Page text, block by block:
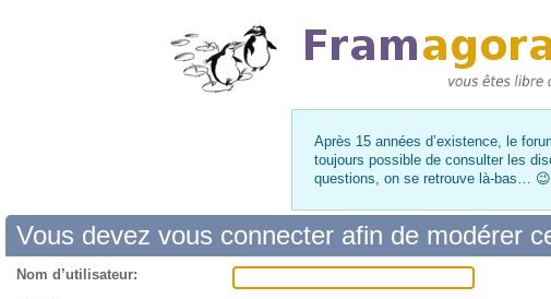
Après 15 années d’existence, le
toujours possible de consulter les
questions, on se retrouve là-bas… 😉
Vous devez vous connecter afin de modérer
Nom d’utilisateur: